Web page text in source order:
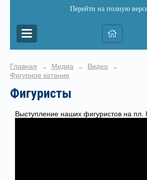
Перейти на полную
Главная → Медиа → Видео →
Фигурное катание
Фигуристы
Выступление наших фигуристов на пл.